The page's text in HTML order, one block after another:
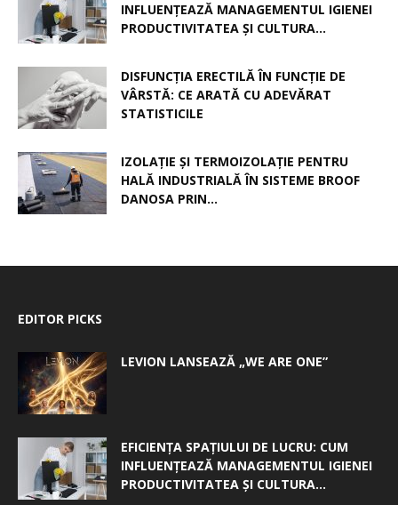
INFLUENȚEAZĂ MANAGEMENTUL IGIENEI
PRODUCTIVITATEA ȘI CULTURA...
DISFUNCȚIA ERECTILĂ ÎN FUNCȚIE DE
VÂRSTĂ: CE ARATĂ CU ADEVĂRAT
STATISTICILE
IZOLAȚIE ȘI TERMOIZOLAȚIE PENTRU
HALĂ INDUSTRIALĂ ÎN SISTEME BROOF
DANOSA PRIN...
EDITOR PICKS
LEVION LANSEAZĂ „WE ARE ONE”
EFICIENȚA SPAȚIULUI DE LUCRU: CUM
INFLUENȚEAZĂ MANAGEMENTUL IGIENEI
PRODUCTIVITATEA ȘI CULTURA...